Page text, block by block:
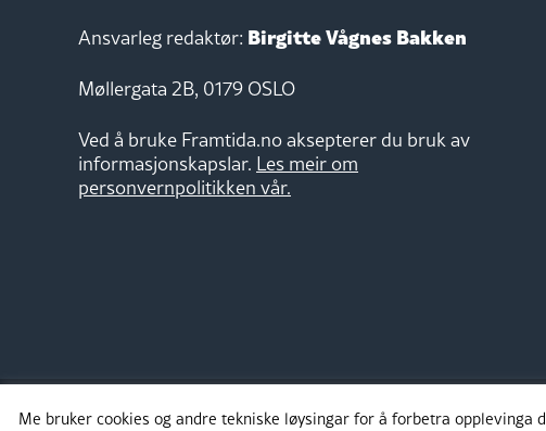
Ansvarleg redaktør: Birgitte Vågnes Bakken
Møllergata 2B, 0179 OSLO
Ved å bruke Framtida.no aksepterer du bruk av
informasjonskapslar. Les meir om
personvernpolitikken vår.
Me bruker cookies og andre tekniske løysingar for å forbetra